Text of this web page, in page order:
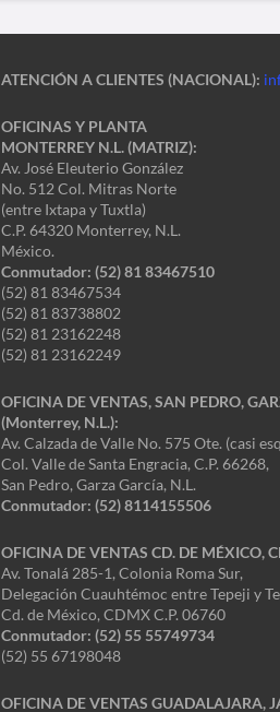
ATENCIÓN A CLIENTES (NACIONAL):
OFICINAS Y PLANTA
MONTERREY N.L. (MATRIZ):
Av. José Eleuterio González
No. 512 Col. Mitras Norte
(entre Ixtapa y Tuxtla)
C.P. 64320 Monterrey, N.L.
México.
Conmutador: (52) 81 83467510
(52) 81 83467534
(52) 81 83738802
(52) 81 23162248
(52) 81 23162249
OFICINA DE VENTAS, SAN PEDRO,
(Monterrey, N.L.):
Av. Calzada de Valle No. 575 Ote. (casi
Col. Valle de Santa Engracia, C.P. 66268,
San Pedro, Garza García, N.L.
Conmutador: (52) 8114155506
OFICINA DE VENTAS CD. DE MÉXICO,
Av. Tonalá 285-1, Colonia Roma Sur,
Delegación Cuauhtémoc entre Tepeji y
Cd. de México, CDMX C.P. 06760
Conmutador: (52) 55 55749734
(52) 55 67198048
OFICINA DE VENTAS GUADALAJARA,